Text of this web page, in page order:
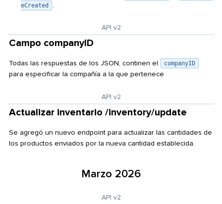
eCreated
.
API v2
Campo companyID
Todas las respuestas de los JSON, continen el companyID
para especificar la compañía a la que pertenece
API v2
Actualizar inventario /inventory/update
Se agregó un nuevo endpoint para actualizar las cantidades de
los productos enviados por la nueva cantidad establecida.
Marzo 2026
API v2